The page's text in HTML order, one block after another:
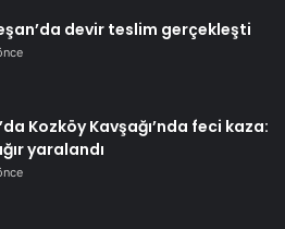
devir teslim gerçekleşti
Kozköy Kavşağı’nda feci kaza:
yaralandı